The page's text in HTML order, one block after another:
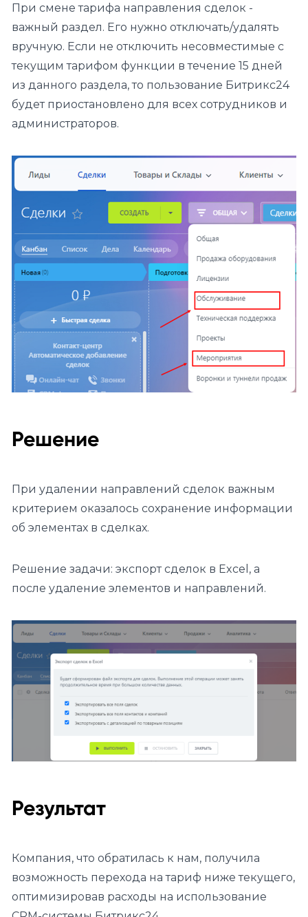
При смене тарифа направления сделок -
важный раздел. Его нужно отключать/удалять
вручную. Если не отключить несовместимые с
текущим тарифом функции в течение 15 дней
из данного раздела, то пользование Битрикс24
будет приостановлено для всех сотрудников и
администраторов.
Решение
При удалении направлений сделок важным
критерием оказалось сохранение информации
об элементах в сделках.
Решение задачи: экспорт сделок в Excel, а
после удаление элементов и направлений.
Результат
Компания, что обратилась к нам, получила
возможность перехода на тариф ниже текущего,
оптимизировав расходы на использование